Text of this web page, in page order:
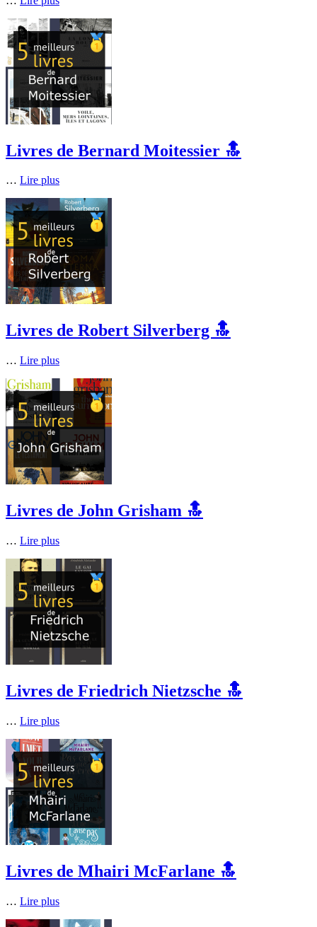
Livres de Bernard Moitessier 🔝
… Lire plus
Livres de Robert Silverberg 🔝
… Lire plus
Livres de John Grisham 🔝
… Lire plus
Livres de Friedrich Nietzsche 🔝
… Lire plus
Livres de Mhairi McFarlane 🔝
… Lire plus